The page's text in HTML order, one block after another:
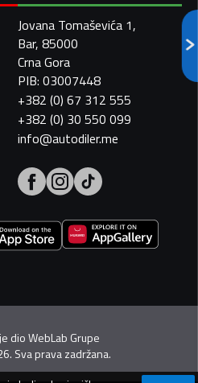
Jovana Tomaševića 1,
Bar, 85000
Crna Gora
PIB: 03007448
+382 (0) 67 312 555
+382 (0) 30 550 099
info@autodiler.me
dioWebLab Grupe
Sva prava zadržana.